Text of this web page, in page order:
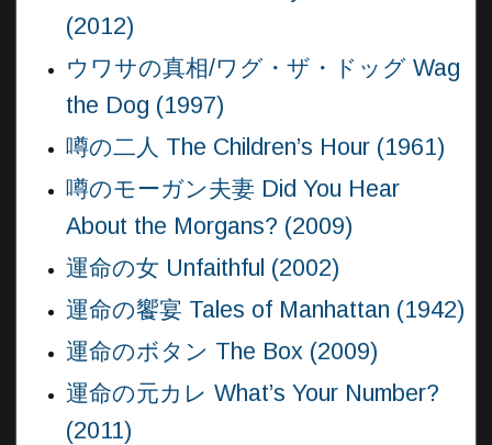
(2012)
ウワサの真相/ワグ・ザ・ドッグ Wag
the Dog (1997)
噂の二人 The Children’s Hour (1961)
噂のモーガン夫妻 Did You Hear
About the Morgans? (2009)
運命の女 Unfaithful (2002)
運命の饗宴 Tales of Manhattan (1942)
運命のボタン The Box (2009)
運命の元カレ What’s Your Number?
(2011)